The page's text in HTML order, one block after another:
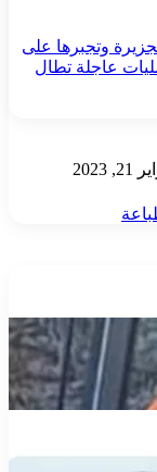
وتجبرها على
عاجلة تطال
2023